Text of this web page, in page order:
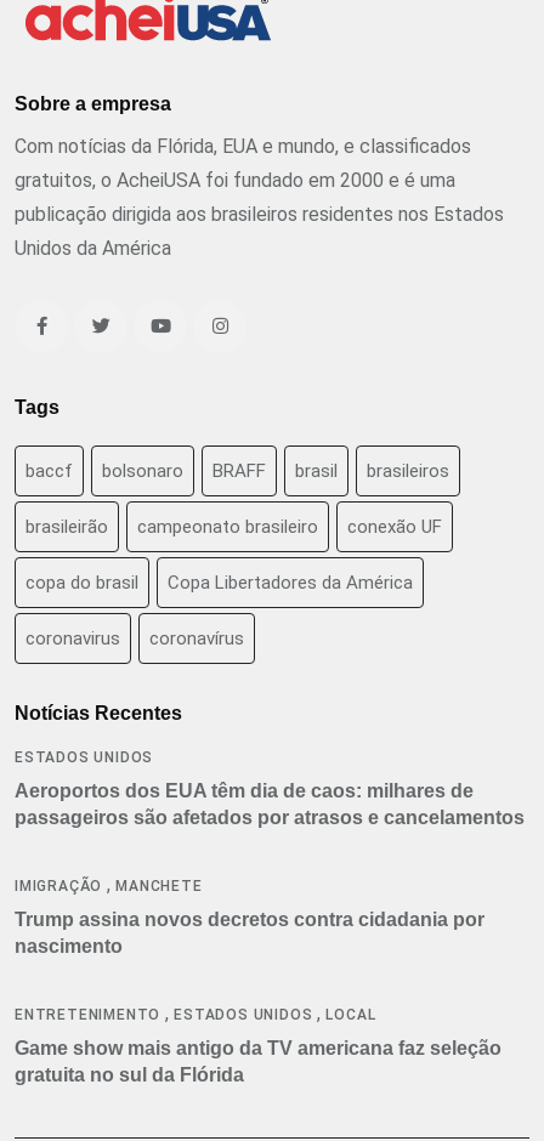
Sobre a empresa
Com notícias da Flórida, EUA e mundo, e classificados
gratuitos, o AcheiUSA foi fundado em 2000 e é uma
publicação dirigida aos brasileiros residentes nos Estados
Unidos da América
Tags
baccf bolsonaro BRAFF brasil brasileiros
brasileirão campeonato brasileiro conexão UF
copa do brasil Copa Libertadores da América
coronavirus coronavírus
Notícias Recentes
ESTADOS UNIDOS
Aeroportos dos EUA têm dia de caos: milhares de
passageiros são afetados por atrasos e cancelamentos
IMIGRAÇÃO ,MANCHETE
Trump assina novos decretos contra cidadania por
nascimento
ENTRETENIMENTO ,ESTADOS UNIDOS ,LOCAL
Game show mais antigo da TV americana faz seleção
gratuita no sul da Flórida